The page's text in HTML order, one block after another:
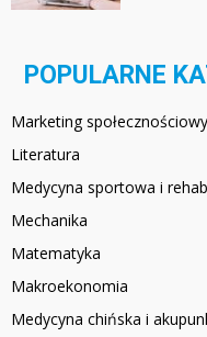
POPULARNE
Marketing społecznościowy
Literatura
Medycyna sportowa i
Mechanika
Matematyka
Makroekonomia
Medycyna chińska i